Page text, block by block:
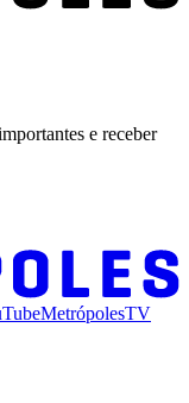
e receber
MetrópolesTV